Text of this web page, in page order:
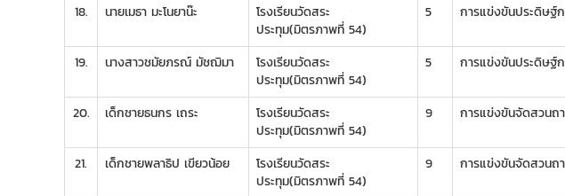
18.
นายเมธา มะโนยาน๊ะ
โรงเรียนวัดสระ
ประทุม(มิตรภาพที่ 54)
5 การแข่งขันประดิษฐ์
19.
นางสาวชมัยภรณ์ มัชฌิมา
โรงเรียนวัดสระ
ประทุม(มิตรภาพที่ 54)
5 การแข่งขันประดิษฐ์
20.
เด็กชายธนกร เถระ
โรงเรียนวัดสระ
ประทุม(มิตรภาพที่ 54)
9 การแข่งขันจัดสวนถ
21.
เด็กชายพลาธิป เขียวน้อย
โรงเรียนวัดสระ
ประทุม(มิตรภาพที่ 54)
9 การแข่งขันจัดสวนถ